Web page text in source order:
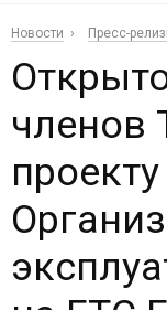
Новости Пресс-
членов